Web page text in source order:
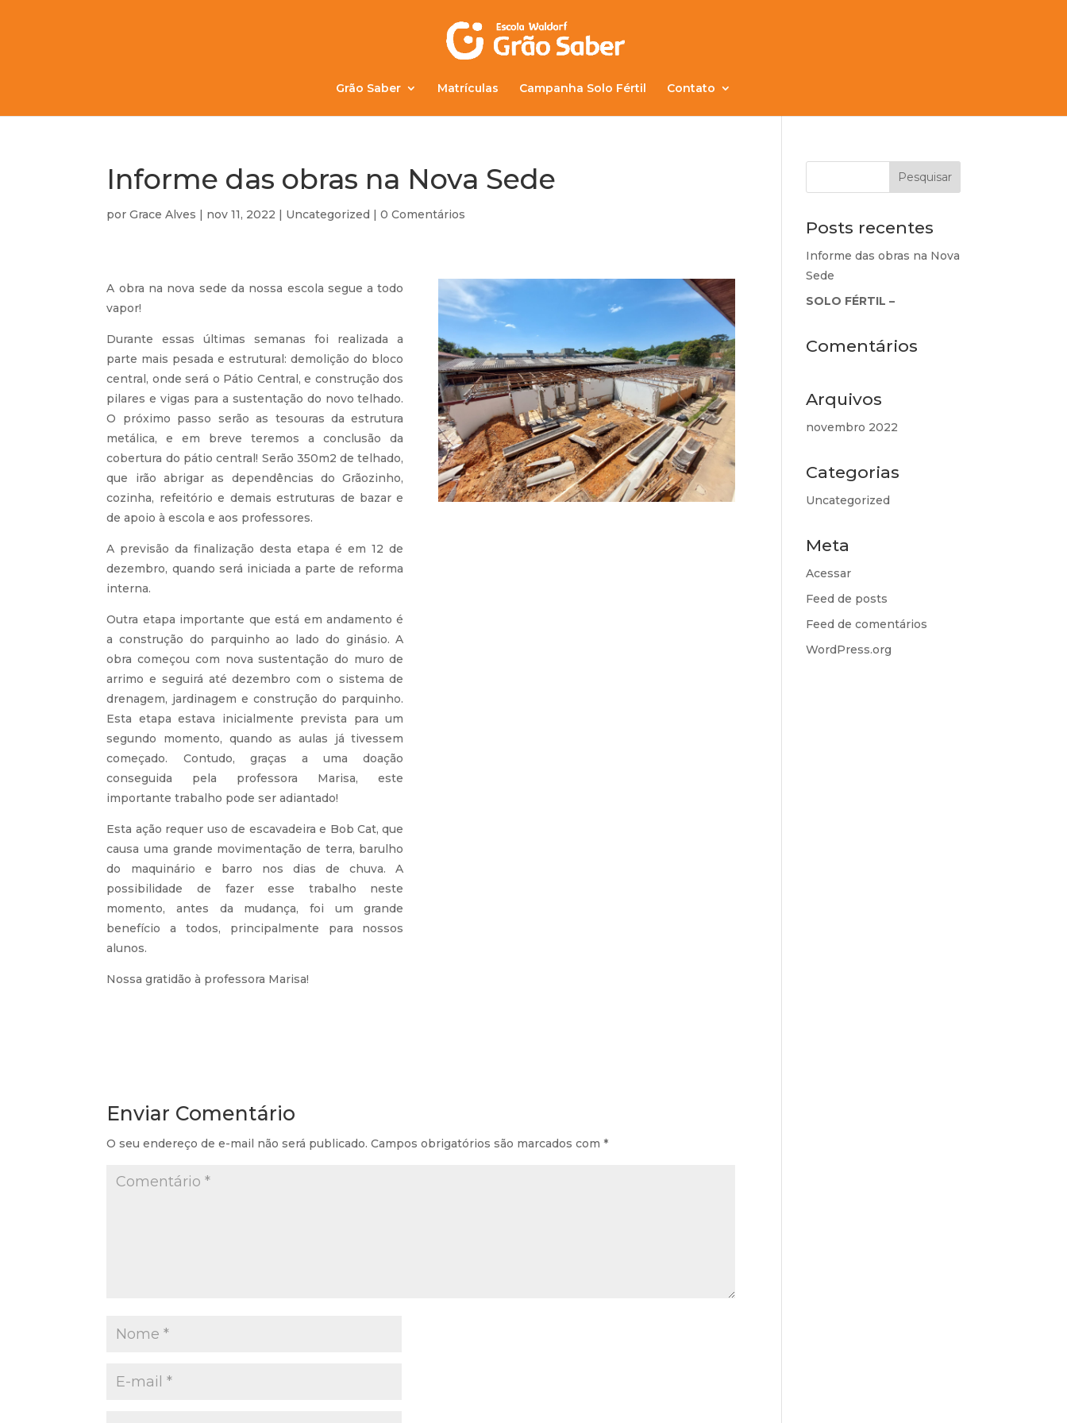
Grão Saber Matrículas Campanha Solo Fértil Contato
Informe das obras na Nova Sede
porGrace Alves | nov 11, 2022 | Uncategorized |0 Comentários
A obra na nova sede da nossa escola segue a todo
vapor!
Durante essas últimas semanas foi realizada a
parte mais pesada e estrutural: demolição do bloco
central, onde será o Pátio Central, e construção dos
pilares e vigas para a sustentação do novo telhado.
O próximo passo serão as tesouras da estrutura
metálica, e em breve teremos a conclusão da
cobertura do pátio central! Serão 350m2 de telhado,
que irão abrigar as dependências do Grãozinho,
cozinha, refeitório e demais estruturas de bazar e
de apoio à escola e aos professores.
A previsão da finalização desta etapa é em 12 de
dezembro, quando será iniciada a parte de reforma
interna.
Outra etapa importante que está em andamento é
a construção do parquinho ao lado do ginásio. A
obra começou com nova sustentação do muro de
arrimo e seguirá até dezembro com o sistema de
drenagem, jardinagem e construção do parquinho.
Esta etapa estava inicialmente prevista para um
segundo momento, quando as aulas já tivessem
começado. Contudo, graças a uma doação
conseguida pela professora Marisa, este
importante trabalho pode ser adiantado!
Esta ação requer uso de escavadeira e Bob Cat, que
causa uma grande movimentação de terra, barulho
do maquinário e barro nos dias de chuva. A
possibilidade de fazer esse trabalho neste
momento, antes da mudança, foi um grande
benefício a todos, principalmente para nossos
alunos.
Nossa gratidão à professora Marisa!
Enviar Comentário
O seu endereço de e-mail não será publicado. Campos obrigatórios são marcados com*
Posts recentes
Informe das obras na Nova
Sede
SOLO FÉRTIL –
Comentários
Arquivos
novembro 2022
Categorias
Uncategorized
Meta
Acessar
Feed de posts
Feed de comentários
WordPress.org